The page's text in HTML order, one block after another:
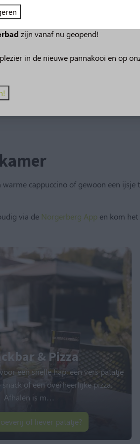
cappuccino of gewoon een
via de Norgerberg App en kom
& Pizza
een snelle hap: een vers patatje
of een overheerlijke pizza.
Afhalen is m…
of liever patatje?
meer vakantieplezier op de Norgerberg!
zwembad, onze nieuwe
zijn vanaf nu geopend!
in de nieuwe pannakooi en op